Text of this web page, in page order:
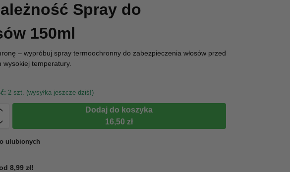
Spray do
150ml
– wypróbuj spray termoochronny do zabezpieczenia włosów przed
wysokiej temperatury.
2 szt. (wysyłka jeszcze dziś!)
Dodaj do koszyka
16,50 zł
ulubionych
8,99 zł!